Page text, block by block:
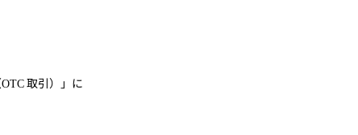
OTC 取引）」に